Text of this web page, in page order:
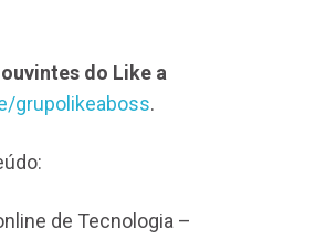
do Like a
grupolikeaboss.
de Tecnologia –